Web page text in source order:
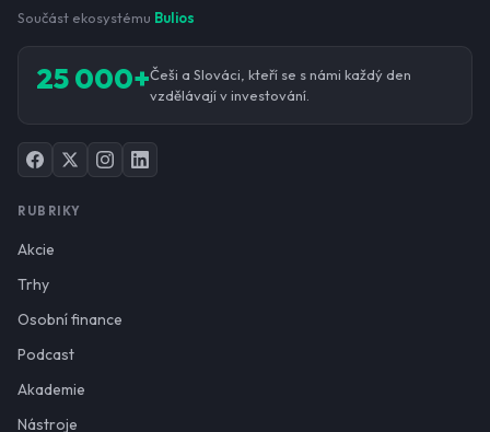
Součást ekosystému Bulios
25 000+Češi a Slováci, kteří se s námi každý den
vzdělávají v investování.
RUBRIKY
Akcie
Trhy
Osobní finance
Podcast
Akademie
Nástroje